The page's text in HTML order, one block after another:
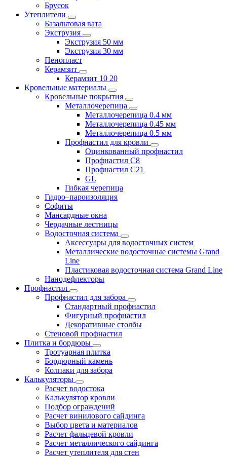
Брусок
Утеплители
Базальтовая вата
Экструзия
Экструзия 50 мм
Экструзия 30 мм
Пенопласт
Керамзит
Керамзит 10 20
Кровельные материалы
Кровельные покрытия
Металлочерепица
Металлочерепица 0.4 мм
Металлочерепица 0.45 мм
Металлочерепица 0.5 мм
Профнастил для кровли
Оцинкованный профнастил
Профнастил С8
Профнастил С21
GL
Гибкая черепица
Гидро–пароизоляция
Софиты
Мансардные окна
Чердачные лестницы
Водосточная система
Аксессуары для водосточных систем
Металлические водосточные системы Grand
Line
Пластиковая водосточная система Grand Line
Нанодефлекторы
Профнастил
Профнастил для забора
Стандартный профнастил
Фигурный профнастил
Декоративные столбы
Стеновой профнастил
Плитка и бордюры
Тротуарная плитка
Бордюрный камень
Колпаки для забора
Калькуляторы
Расчет водостока
Калькулятор кровли
Подбор ограждений
Расчет винилового сайдинга
Выбор цвета и материалов
Расчет фальцевой кровли
Расчет металлического сайдинга
Расчет утеплителя для стен